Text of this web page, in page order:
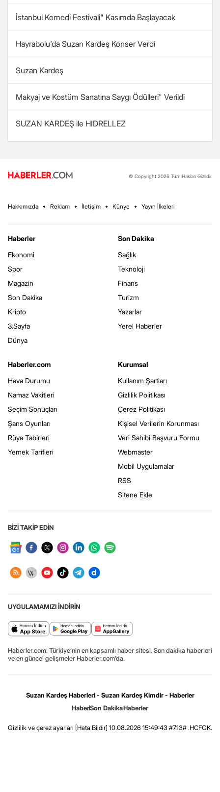
İstanbul Komedi Festivali" Kasımda Başlayacak
Hayrabolu'da Suzan Kardeş Konser Verdi
Suzan Kardeş
Makyaj ve Kostüm Sanatına Saygı Ödülleri" Verildi
SUZAN KARDEŞ ile HIDRELLEZ
© Copyright 2026 Tüm Hakları Gizlidir.
Hakkımızda Reklam İletişim Künye Yayın İlkeleri
Haberler
Ekonomi
Spor
Magazin
Son Dakika
Kripto
3.Sayfa
Dünya
Son Dakika
Sağlık
Teknoloji
Finans
Turizm
Yazarlar
Yerel Haberler
Haberler.com
Hava Durumu
Namaz Vakitleri
Seçim Sonuçları
Şans Oyunları
Rüya Tabirleri
Yemek Tarifleri
Kurumsal
Kullanım Şartları
Gizlilik Politikası
Çerez Politikası
Kişisel Verilerin Korunması
Veri Sahibi Başvuru Formu
Webmaster
Mobil Uygulamalar
RSS
Sitene Ekle
BİZİ TAKİP EDİN
UYGULAMAMIZI İNDİRİN
Haberler.com: Türkiye’nin en kapsamlı haber sitesi. Son dakika haberleri
ve en güncel gelişmeler Haberler.com’da.
Suzan Kardeş Haberleri - Suzan Kardeş Kimdir - Haberler
HaberSon DakikaHaberler
Gizlilik ve çerez ayarları [Hata Bildir] 10.08.2026 15:49:43 #7.13# .HCFOK.